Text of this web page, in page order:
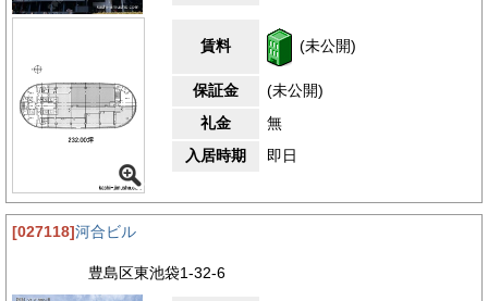
賃料 (未公開)
保証金
(未公開)
礼金
無
入居時期
即日
[027118]河合ビル
豊島区東池袋1-32-6